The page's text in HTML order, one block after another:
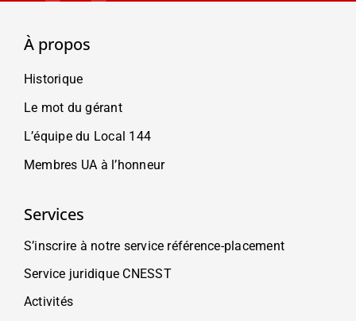
À propos
Historique
Le mot du gérant
L’équipe du Local 144
Membres UA à l’honneur
Services
S’inscrire à notre service référence-placement
Service juridique CNESST
Activités